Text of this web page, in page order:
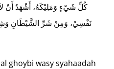
كُلِّ شَيْءٍ وَمَلِيْكَهُ، أَشْهَدُ أَنْ
نَفْسِيْ، وَمِنْ شَرِّ الشَّيْطَانِ
ghoybi wasy syahaadah